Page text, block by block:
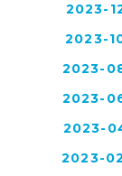
2023-12
2023-10
2023-08
2023-06
2023-04
2023-02